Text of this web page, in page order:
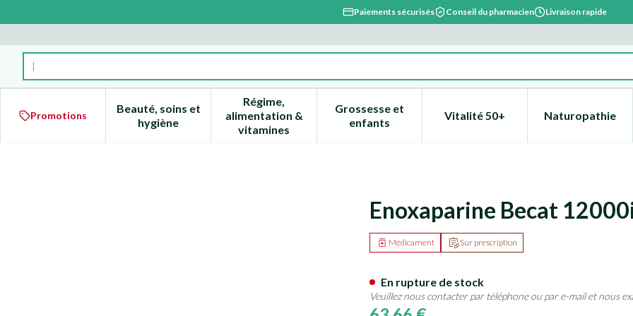
Paiements sécurisés Conseil du pharmacien Livraison rapide
Rechercher
Promotions
Beauté, soins et
hygièneAfficher le sous-menu pour la catégorie Beauté, soins et hygiène
Régime,
alimentation &
vitamines
Afficher le sous-menu pour la catégorie Régime, alimentation &
Grossesse et
enfantsAfficher le sous-menu pour la catégorie
Vitalité 50+Afficher le sous-menu pour la
Naturopathie
Afficher
Enoxaparine Becat 12000iu 150mg/ml Ser Preremp. 10
Enoxaparine Becat
Sur prescription
Médicament
En rupture de stock
Veuillez nous contacter par téléphone ou par e-mail et nous